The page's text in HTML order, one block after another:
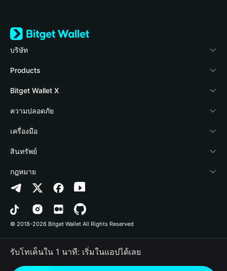
บริษัท
เกี่ยวกับ Bitget Wallet
Blog
Academy
ข่าวสารด้านคริปโต
ศูนย์ช่วยเหลือ
ติดต่อเรา
ทรัพยากรข้อมูลของแบรนด์
อาชีพ
Products
Crypto Card
Stablecoin Earn
Payfi Crypto
Crypto Swap API
Altcoin Season Index
Prediction Markets
DApp
RWA
Bitget Wallet X
นักพัฒนา
เชื่อมต่อ Wallet
Bitget Wallet Pay
ลิสต์โปรเจกต์
ความปลอดภัย
Protection Fund
เทคโนโลยีความปลอดภัย
เครื่องมือ
ซื้อคริปโต
การตรวจจับการอนุญาต
การตรวจจับสัญญา
การโอนเป็นชุด
สินทรัพย์
Arbitrum
Avalanche
Bitcoin
Polygon
กฎหมาย
นโยบายความเป็นส่วนตัว
ข้อตกลงในการใช้บริการ
© 2018-2026 Bitget Wallet All Rights Reserved
รับโทเค็นใน 1 นาที: เริ่มในแอปได้เลย